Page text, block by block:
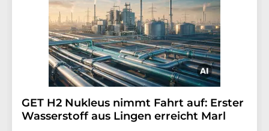
GET H2 Nukleus nimmt Fahrt auf: Erster
Wasserstoff aus Lingen erreicht Marl